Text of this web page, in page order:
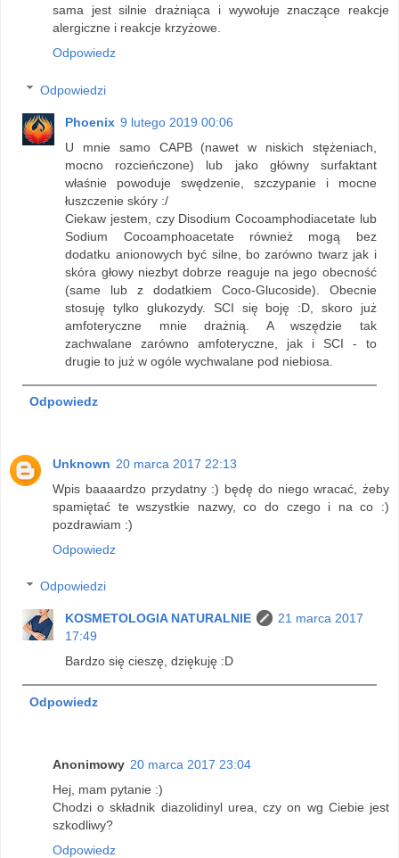
sama jest silnie drażniąca i wywołuje znaczące reakcje
alergiczne i reakcje krzyżowe.
Odpowiedz
Odpowiedzi
Phoenix 9 lutego 2019 00:06
U mnie samo CAPB (nawet w niskich stężeniach,
mocno rozcieńczone) lub jako główny surfaktant
właśnie powoduje swędzenie, szczypanie i mocne
łuszczenie skóry :/
Ciekaw jestem, czy Disodium Cocoamphodiacetate lub
Sodium Cocoamphoacetate również mogą bez
dodatku anionowych być silne, bo zarówno twarz jak i
skóra głowy niezbyt dobrze reaguje na jego obecność
(same lub z dodatkiem Coco-Glucoside). Obecnie
stosuję tylko glukozydy. SCI się boję :D, skoro już
amfoteryczne mnie drażnią. A wszędzie tak
zachwalane zarówno amfoteryczne, jak i SCI - to
drugie to już w ogóle wychwalane pod niebiosa.
Odpowiedz
Unknown 20 marca 2017 22:13
Wpis baaaardzo przydatny :) będę do niego wracać, żeby
spamiętać te wszystkie nazwy, co do czego i na co :)
pozdrawiam :)
Odpowiedz
Odpowiedzi
KOSMETOLOGIA NATURALNIE
21 marca 2017
17:49
Bardzo się cieszę, dziękuję :D
Odpowiedz
Anonimowy 20 marca 2017 23:04
Hej, mam pytanie :)
Chodzi o składnik diazolidinyl urea, czy on wg Ciebie jest
szkodliwy?
Odpowiedz